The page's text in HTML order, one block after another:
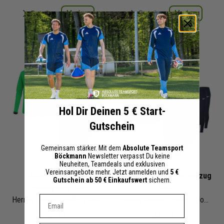
Details Merken
+ 26 Interessenten
Details Merken
+ 21 Interessenten
Nike Academy 25
539,80 €
Nike Park 20 Sweatsanzug
Herren Damen 2-teilig | Hoody Jogginghose | Jogginganzug Satz
440,00 €
Hol Dir Deinen 5 € Start-
Gutschein
Gemeinsam stärker. Mit dem Absolute Teamsport
Böckmann Newsletter verpasst Du keine
Neuheiten, Teamdeals und exklusiven
Vereinsangebote mehr. Jetzt anmelden und 5 €
Gutschein ab 50 € Einkaufswert sichern.
Dein E-mail Adresse